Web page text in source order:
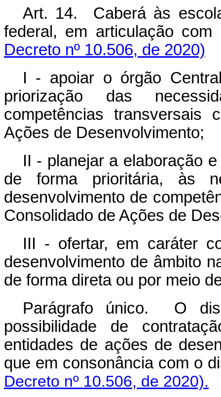
Art. 14. Caberá às
federal, em articulação
Decreto nº 10.506, de 2020)
I - apoiar o órgão
priorização das
competências transversais
Ações de Desenvolvimento;
II - planejar a elaboração
de forma prioritária, às
desenvolvimento de
Consolidado de Ações de
III - ofertar, em caráter
desenvolvimento de âmbito
de forma direta ou por meio
Parágrafo único. O
possibilidade de
entidades de ações de
que em consonância com
Decreto nº 10.506, de 2020).